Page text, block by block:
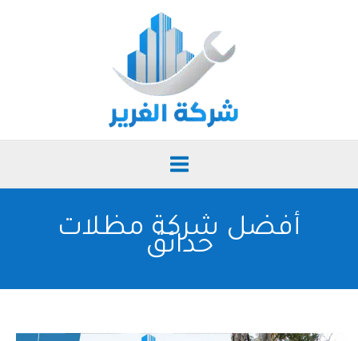
أفضل شركة مظلات
حدائق